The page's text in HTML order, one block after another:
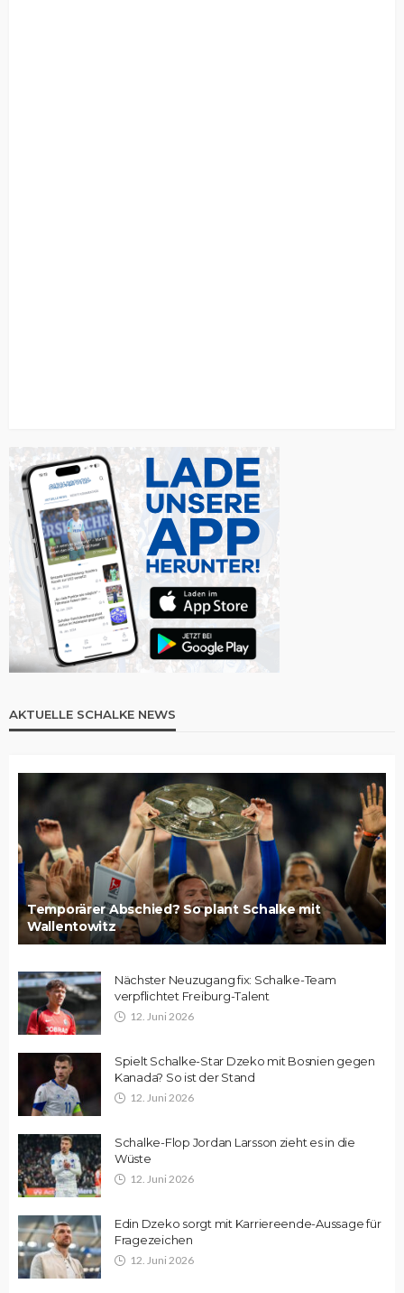
AKTUELLE SCHALKE NEWS
Temporärer Abschied? So plant Schalke mit
Wallentowitz
Nächster Neuzugang fix: Schalke-Team
verpflichtet Freiburg-Talent
12. Juni 2026
Spielt Schalke-Star Dzeko mit Bosnien gegen
Kanada? So ist der Stand
12. Juni 2026
Schalke-Flop Jordan Larsson zieht es in die
Wüste
12. Juni 2026
Edin Dzeko sorgt mit Karriereende-Aussage für
Fragezeichen
12. Juni 2026